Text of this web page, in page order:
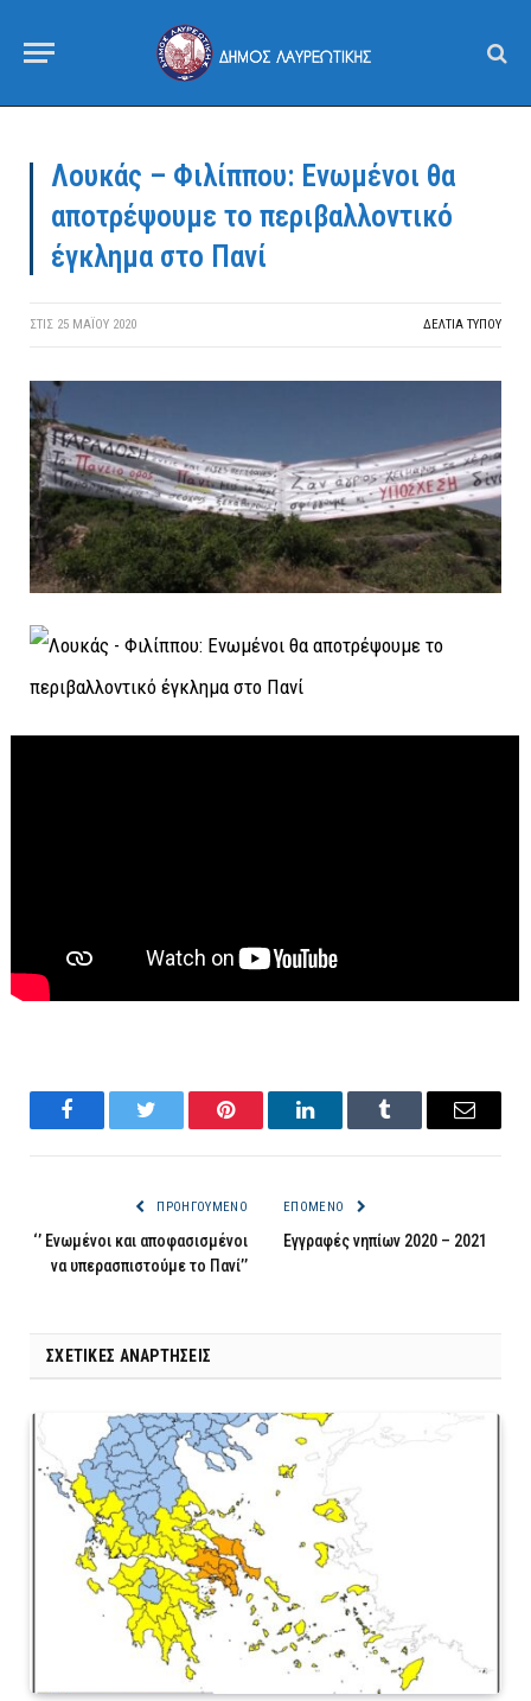
Λουκάς – Φιλίππου: Ενωμένοι θα
αποτρέψουμε το περιβαλλοντικό
έγκλημα στο Πανί
ΣΤΙΣ 25 ΜΑΪ́ΟΥ 2020 ΔΕΛΤΙΑ ΤΥΠΟΥ
FacebookTwitter Pinterest LinkedInTumblr Email
ΠΡΟΗΓΟΎΜΕΝΟ
‘’ Ενωμένοι και αποφασισμένοι
να υπερασπιστούμε το Πανί’’
ΕΠΌΜΕΝΟ
Εγγραφές νηπίων 2020 – 2021
ΣΧΕΤΙΚΈΣ ΑΝΑΡΤΉΣΕΙΣ